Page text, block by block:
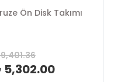
Ön Disk Takımı